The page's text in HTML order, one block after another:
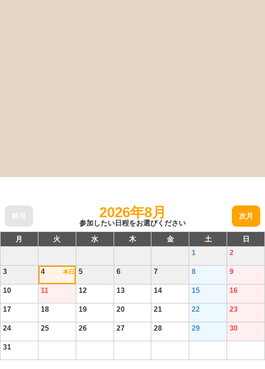
前月 2026年8月
参加したい日程をお選びください
次月
月 火 水 木 金 土
日
1
2
3 4 本日 5 6 7 8 9
10 11 12 13 14 15 16
17 18 19 20 21 22 23
24 25 26 27 28 29 30
31